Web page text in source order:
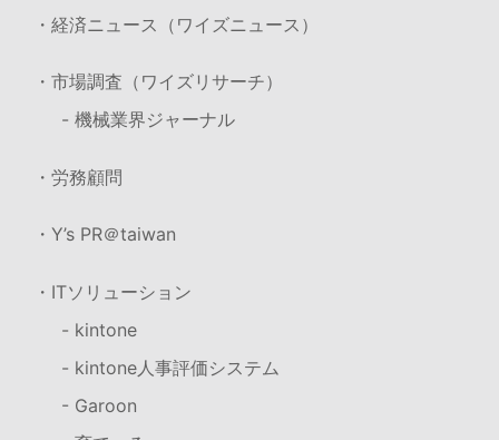
・経済ニュース（ワイズニュース）
・市場調査（ワイズリサーチ）
- 機械業界ジャーナル
・労務顧問
・Y’s PR＠taiwan
・ITソリューション
- kintone
- kintone人事評価システム
- Garoon